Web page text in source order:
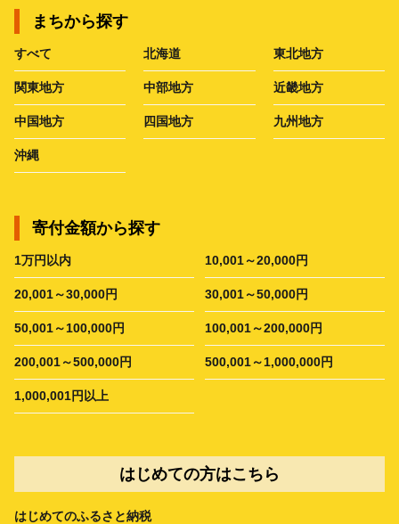
まちから探す
すべて 北海道 東北地方
関東地方 中部地方 近畿地方
中国地方 四国地方 九州地方
沖縄
寄付金額から探す
1万円以内 10,001～20,000円
20,001～30,000円 30,001～50,000円
50,001～100,000円 100,001～200,000円
200,001～500,000円 500,001～1,000,000円
1,000,001円以上
はじめての方はこちら
はじめてのふるさと納税